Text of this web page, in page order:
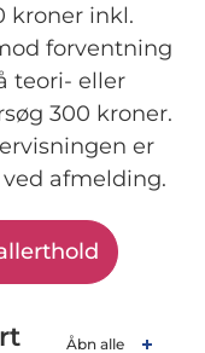
kroner inkl.
forventning
teori- eller
300 kroner.
er
afmelding.
Åbn alle